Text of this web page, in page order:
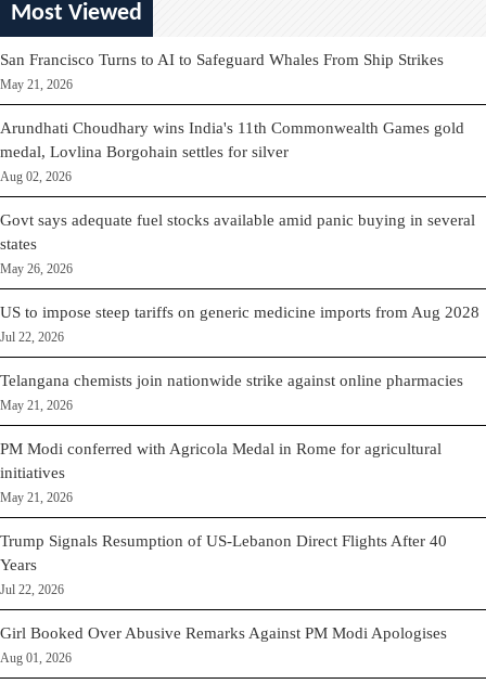
Most Viewed
San Francisco Turns to AI to Safeguard Whales From Ship Strikes
May 21, 2026
Arundhati Choudhary wins India's 11th Commonwealth Games gold
medal, Lovlina Borgohain settles for silver
Aug 02, 2026
Govt says adequate fuel stocks available amid panic buying in several
states
May 26, 2026
US to impose steep tariffs on generic medicine imports from Aug 2028
Jul 22, 2026
Telangana chemists join nationwide strike against online pharmacies
May 21, 2026
PM Modi conferred with Agricola Medal in Rome for agricultural
initiatives
May 21, 2026
Trump Signals Resumption of US-Lebanon Direct Flights After 40
Years
Jul 22, 2026
Girl Booked Over Abusive Remarks Against PM Modi Apologises
Aug 01, 2026